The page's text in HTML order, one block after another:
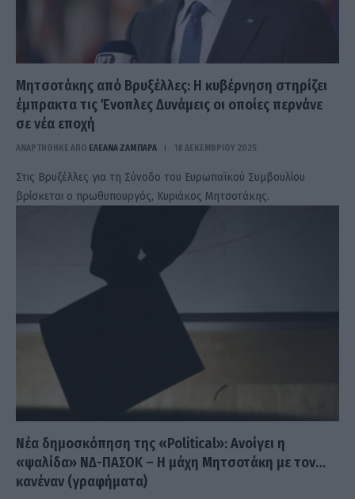
Μητσοτάκης από Βρυξέλλες: Η κυβέρνηση στηρίζει
έμπρακτα τις Ένοπλες Δυνάμεις οι οποίες περνάνε
σε νέα εποχή
ΑΝΑΡΤΗΘΗΚΕ ΑΠΟ ΕΛΕΑΝΑ ΖΑΜΠΑΡΑ 18 ΔΕΚΕΜΒΡΊΟΥ 2025
Στις Βρυξέλλες για τη Σύνοδο του Ευρωπαϊκού Συμβουλίου
βρίσκεται ο πρωθυπουργός, Κυριάκος Μητσοτάκης.
Νέα δημοσκόπηση της «Political»: Ανοίγει η
«ψαλίδα» ΝΔ-ΠΑΣΟΚ – Η μάχη Μητσοτάκη με τον…
κανέναν (γραφήματα)